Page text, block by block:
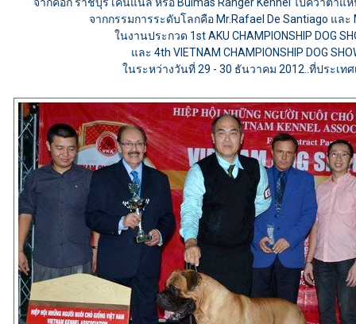
จากกรรมการระดับโลกคือ Mr.Rafael De Santiago และ
ในงานประกวด 1st AKU CHAMPIONSHIP DOG
และ 4th VIETNAM CHAMPIONSHIP DOG
ในระหว่างวันที่ 29 - 30 ธันวาคม 2012..ที่ประเท